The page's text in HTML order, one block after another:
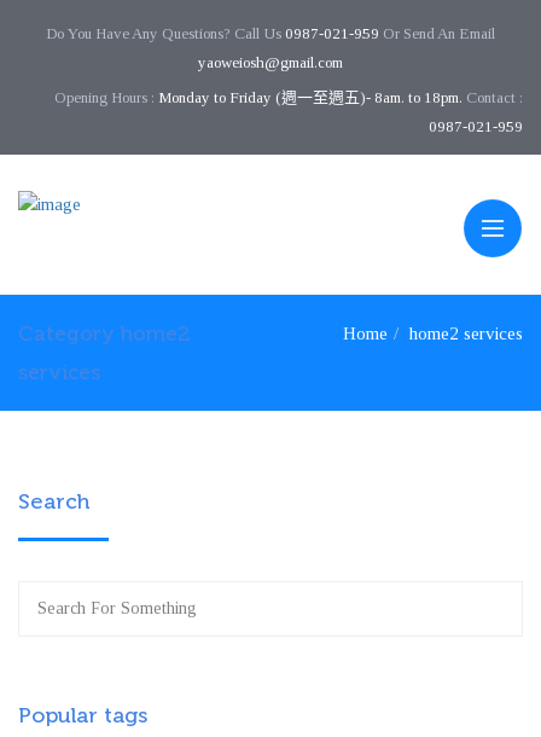
Do You Have Any Questions? Call Us 0987-021-959 Or Send An Email
yaoweiosh@gmail.com
Opening Hours : Monday to Friday (週一至週五)- 8am. to 18pm. Contact :
0987-021-959
Category home2
services
Home home2 services
Search
Popular tags